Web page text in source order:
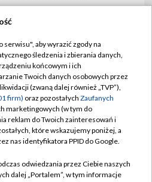
TVP
TVP
Sklep TVP
Reklamy
Handlowa
w TVP
TVP
prywatności
Moje zgody
reklamy
aby wyrazić zgody na
śledzenia i zbierania danych,
końcowym i ich
Twoich danych osobowych przez
(zwaną dalej również „TVP”),
firm) oraz pozostałych Zaufanych
marketingowych (w tym do
reklam do Twoich zainteresowań i
które wskazujemy poniżej, a
nas identyfikatora PPID do Google.
odwiedzania przez Ciebie naszych
dalej „Portalem”, w tym informacje